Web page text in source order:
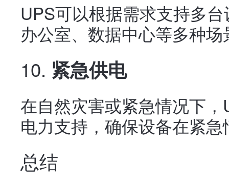
UPS可以根据需求支持多
办公室、数据中心等多种场
10. 紧急供电
在自然灾害或紧急情况下
电力支持，确保设备在紧
总结